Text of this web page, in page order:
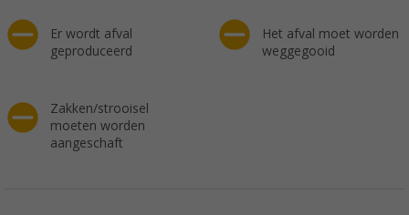
Er wordt afval
geproduceerd
Het afval moet worden
weggegooid
Zakken/strooisel
moeten worden
aangeschaft